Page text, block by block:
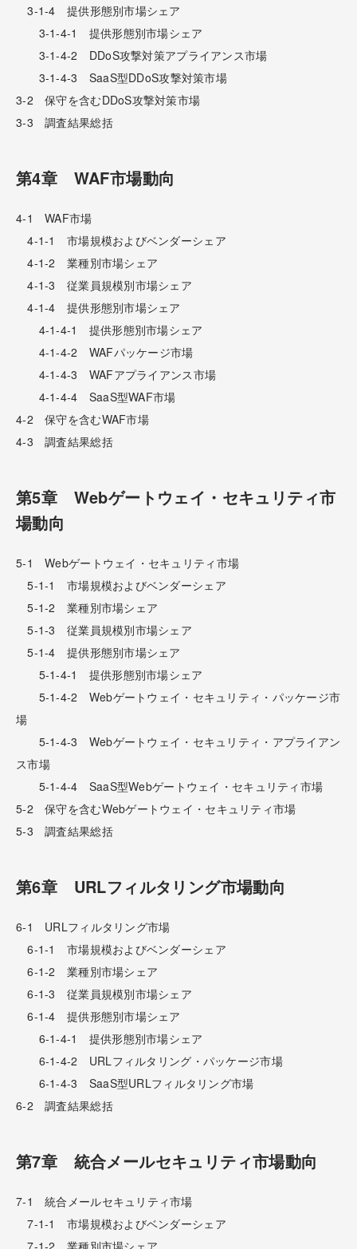
3-1-4 提供形態別市場シェア
3-1-4-1 提供形態別市場シェア
3-1-4-2 DDoS攻撃対策アプライアンス市場
3-1-4-3 SaaS型DDoS攻撃対策市場
3-2 保守を含むDDoS攻撃対策市場
3-3 調査結果総括
第4章 WAF市場動向
4-1 WAF市場
4-1-1 市場規模およびベンダーシェア
4-1-2 業種別市場シェア
4-1-3 従業員規模別市場シェア
4-1-4 提供形態別市場シェア
4-1-4-1 提供形態別市場シェア
4-1-4-2 WAFパッケージ市場
4-1-4-3 WAFアプライアンス市場
4-1-4-4 SaaS型WAF市場
4-2 保守を含むWAF市場
4-3 調査結果総括
第5章 Webゲートウェイ・セキュリティ市
場動向
5-1 Webゲートウェイ・セキュリティ市場
5-1-1 市場規模およびベンダーシェア
5-1-2 業種別市場シェア
5-1-3 従業員規模別市場シェア
5-1-4 提供形態別市場シェア
5-1-4-1 提供形態別市場シェア
5-1-4-2 Webゲートウェイ・セキュリティ・パッケージ市
場
5-1-4-3 Webゲートウェイ・セキュリティ・アプライアン
ス市場
5-1-4-4 SaaS型Webゲートウェイ・セキュリティ市場
5-2 保守を含むWebゲートウェイ・セキュリティ市場
5-3 調査結果総括
第6章 URLフィルタリング市場動向
6-1 URLフィルタリング市場
6-1-1 市場規模およびベンダーシェア
6-1-2 業種別市場シェア
6-1-3 従業員規模別市場シェア
6-1-4 提供形態別市場シェア
6-1-4-1 提供形態別市場シェア
6-1-4-2 URLフィルタリング・パッケージ市場
6-1-4-3 SaaS型URLフィルタリング市場
6-2 調査結果総括
第7章 統合メールセキュリティ市場動向
7-1 統合メールセキュリティ市場
7-1-1 市場規模およびベンダーシェア
7-1-2 業種別市場シェア